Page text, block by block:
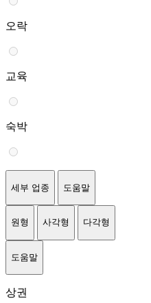
오락
교육
숙박
세부 업종 도움말
원형 사각형 다각형
도움말
상권